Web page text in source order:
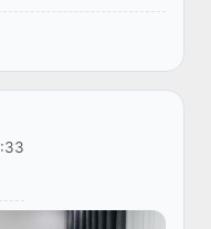
Нызамшылық
кеңесиниң